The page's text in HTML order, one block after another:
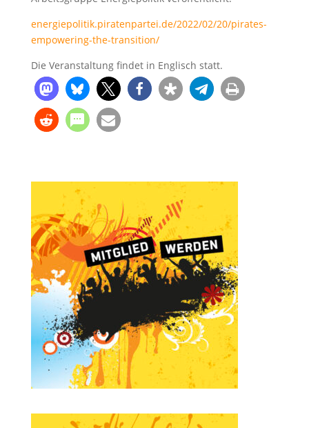
energiepolitik.piratenpartei.de/2022/02/20/pirates-
empowering-the-transition/
Die Veranstaltung findet in Englisch statt.